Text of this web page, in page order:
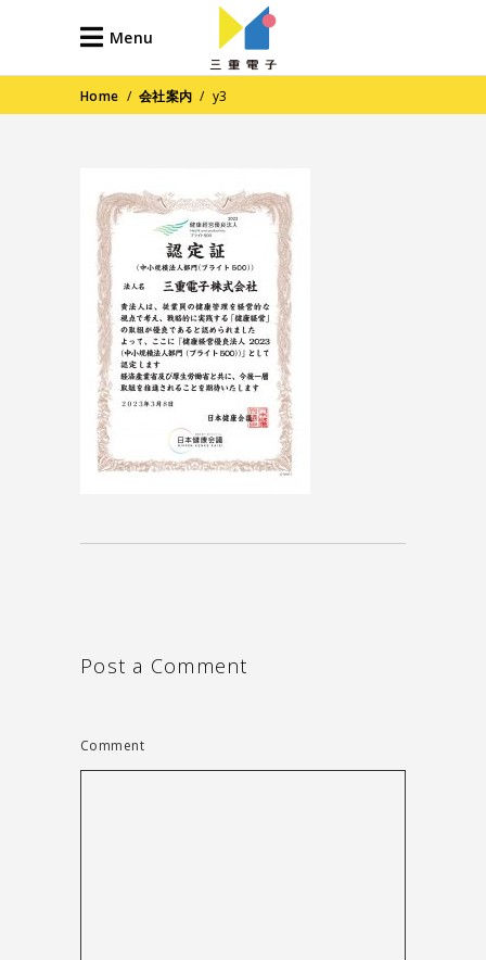
Menu
Home / 会社案内 / y3
Post a Comment
Comment